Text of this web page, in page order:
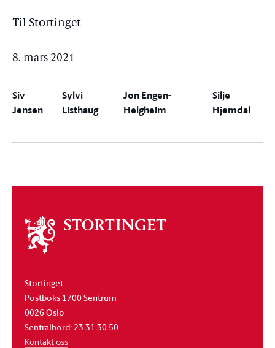
Til Stortinget
8. mars 2021
Siv
Jensen
Sylvi
Listhaug
Jon Engen-
Helgheim
Silje
Hjemdal
Om
stortinget
Stortinget
Postboks 1700 Sentrum
0026 Oslo
Sentralbord: 23 31 30 50
Kontakt oss